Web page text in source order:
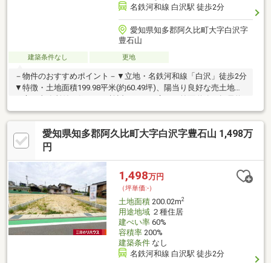
名鉄河和線 白沢駅 徒歩2分
愛知県知多郡阿久比町大字白沢字
豊石山
建築条件なし 更地
－物件のおすすめポイント－▼立地・名鉄河和線「白沢」徒歩2分
▼特徴・土地面積199.98平米(約60.49坪)、陽当り良好な売土地・
6.0mの公道、接道間口は約8.1m・お好きなハウスメーカー・工務
店で建築できます・現況更地、公営水道・公共下水対応▼周辺環
境・カネスエ阿久比店 徒歩9分(約700m)・セブンイレブン阿久比
白沢店 徒歩9分(約650m)・スギ薬局阿久比店 徒歩3分(約210m)■
細・ご相談はお気軽にお問い合わせください。
愛知県知多郡阿久比町大字白沢字豊石山 1,498万
円
1,498万円
（坪単価:-）
土地面積200.02m2
用途地域２種住居
建ぺい率60%
容積率200%
建築条件なし
名鉄河和線 白沢駅 徒歩2分